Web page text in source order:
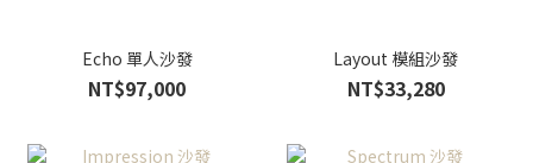
Echo 單人沙發
NT$97,000
Layout 模組沙發
NT$33,280